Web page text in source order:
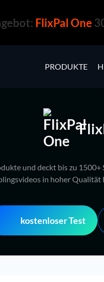
PRODUKTE
FlixPal One
und deckt bis zu
in hoher
kostenloser Test